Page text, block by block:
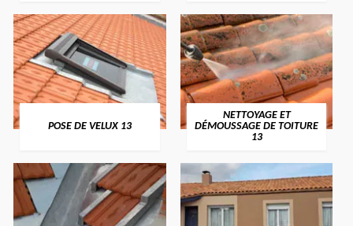
POSE DE VELUX 13
NETTOYAGE ET
DÉMOUSSAGE DE TOITURE
13